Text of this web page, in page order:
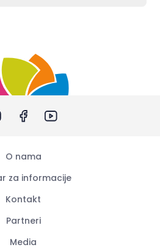
O nama
za informacije
Kontakt
Partneri
Media